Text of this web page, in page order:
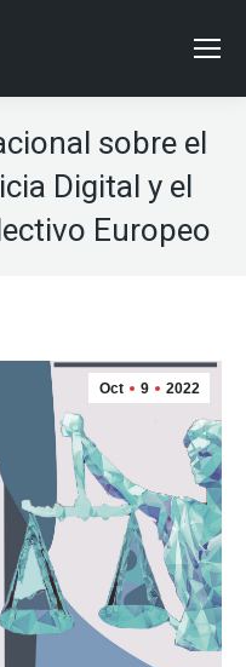
sobre el
Digital y el
Europeo
Oct 9 2022